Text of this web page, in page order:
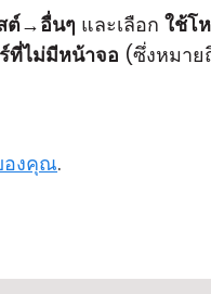
ต์→อื่นๆ และเลือก ใช้โ
ที่ไม่มีหน้าจอ (ซึ่งหมาย
องคุณ.